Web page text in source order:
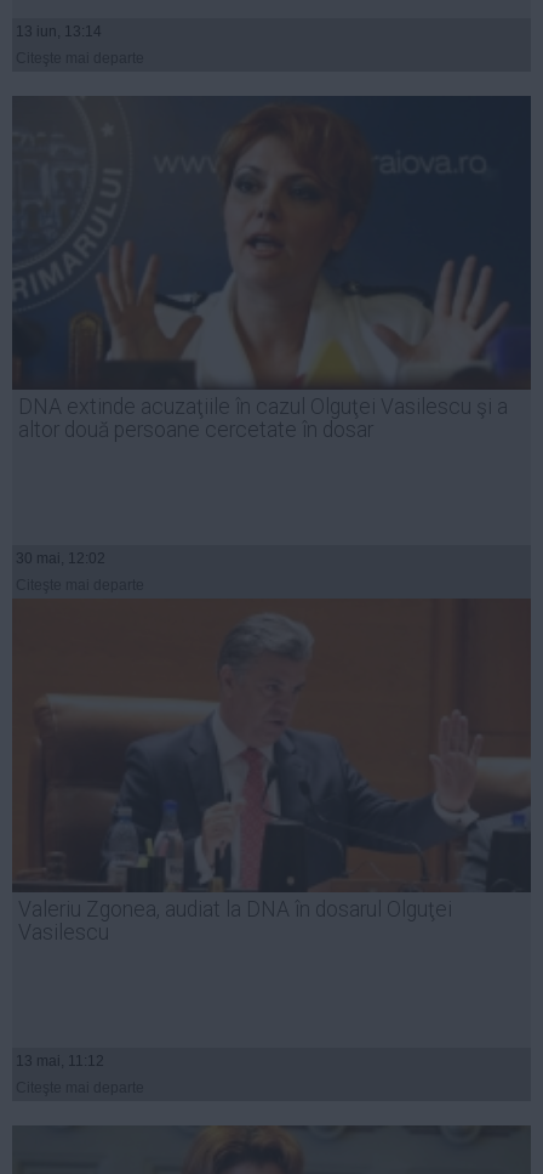
13 iun, 13:14
DNA extinde acuzaţiile în cazul Olguţei Vasilescu şi a
altor două persoane cercetate în dosar
30 mai, 12:02
Valeriu Zgonea, audiat la DNA în dosarul Olguţei
Vasilescu
13 mai, 11:12